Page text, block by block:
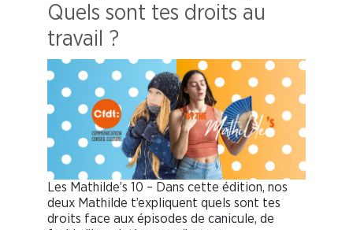
Quels sont tes droits au
travail ?
Les Mathilde’s 10 – Dans cette édition, nos
deux Mathilde t’expliquent quels sont tes
droits face aux épisodes de canicule, de